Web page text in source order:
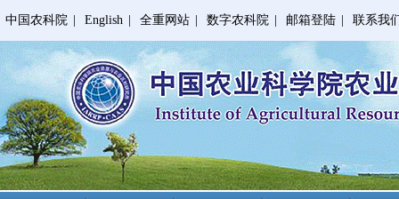
中国农科院 English 全重网站 数字农科院 邮箱登陆 联系我